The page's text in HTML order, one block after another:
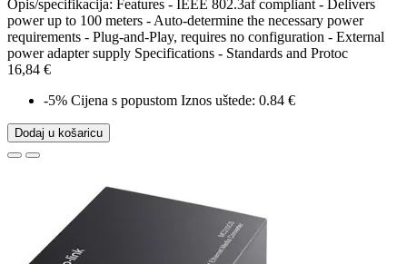
Opis/specifikacija: Features - IEEE 802.3af compliant - Delivers
power up to 100 meters - Auto-determine the necessary power
requirements - Plug-and-Play, requires no configuration - External
power adapter supply Specifications - Standards and Protoc
16,84 €
-5% Cijena s popustom Iznos uštede: 0.84 €
Dodaj u košaricu